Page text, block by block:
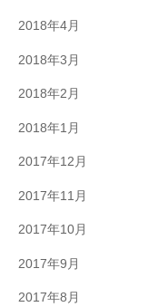
2018年4月
2018年3月
2018年2月
2018年1月
2017年12月
2017年11月
2017年10月
2017年9月
2017年8月